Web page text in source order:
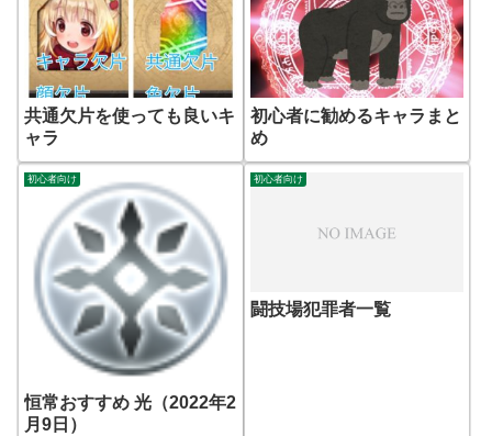
共通欠片を使っても良いキ
ャラ
初心者に勧めるキャラまと
め
初心者向け
恒常おすすめ 光（2022年2
月9日）
初心者向け
闘技場犯罪者一覧